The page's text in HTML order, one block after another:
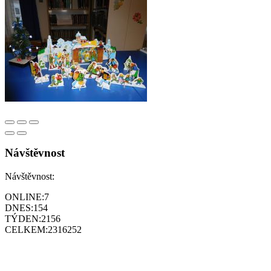
Návštěvnost
Návštěvnost:
ONLINE:7
DNES:154
TÝDEN:2156
CELKEM:2316252